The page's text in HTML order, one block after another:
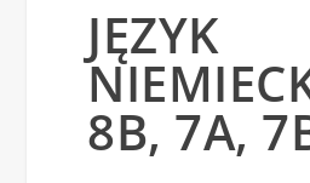
JĘZYK
8B, 7A,